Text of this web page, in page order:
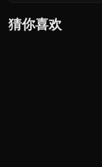
猜你喜欢